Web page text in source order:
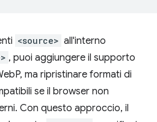
<source> all'interno
, puoi aggiungere il supporto
ma ripristinare formati di
se il browser non
Con questo approccio, il